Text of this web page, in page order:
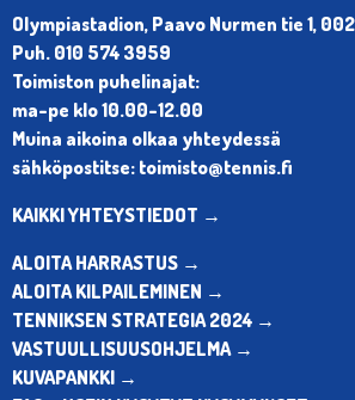
Olympiastadion, Paavo Nurmen tie 1,
Puh. 010 574 3959
Toimiston puhelinajat:
ma-pe klo 10.00-12.00
Muina aikoina olkaa yhteydessä
sähköpostitse: toimisto@tennis.fi
KAIKKI YHTEYSTIEDOT →
ALOITA HARRASTUS →
ALOITA KILPAILEMINEN →
TENNIKSEN STRATEGIA 2024 →
VASTUULLISUUSOHJELMA →
KUVAPANKKI →